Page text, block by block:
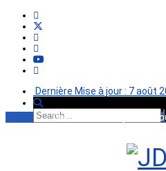
Dernière Mise à jour : 7 août
Dernière Mise à jour : 7